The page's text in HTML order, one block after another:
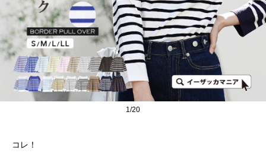
1/20
コレ！